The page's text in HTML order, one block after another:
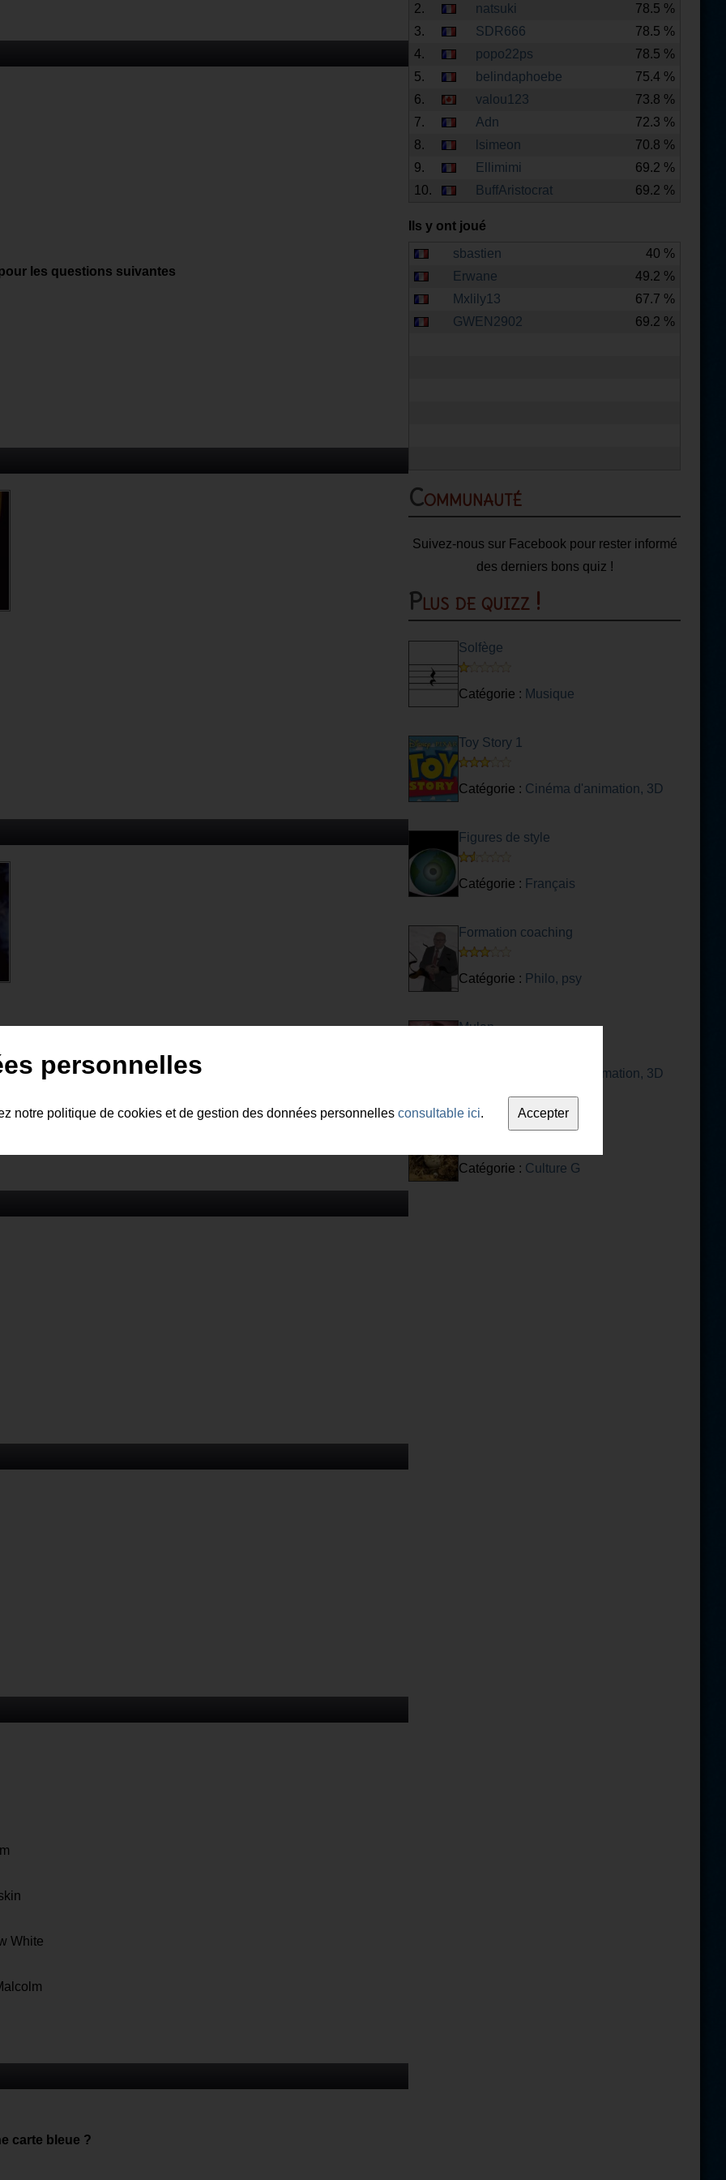
les questions suivantes
White
carte bleue ?
2. natsuki
78.5 %
3.
SDR666
78.5 %
4.
popo22ps
78.5 %
5.
belindaphoebe
75.4 %
6.
valou123
73.8 %
7.
Adn
72.3 %
8.
lsimeon
70.8 %
9.
Ellimimi
69.2 %
10.
BuffAristocrat 69.2 %
Ils y ont joué
sbastien
40 %
Erwane
49.2 %
Mxlily13
67.7 %
GWEN2902
69.2 %
Communauté
Suivez-nous sur Facebook pour rester informé
des derniers bons quiz !
Plus de quizz !
Solfège
Catégorie : Musique
Toy Story 1
Catégorie : Cinéma d'animation, 3D
Figures de style
Catégorie : Français
Formation coaching
Catégorie : Philo, psy
Mulan
Cinéma d'animation, 3D
Culture générale
Catégorie : Culture G
personnelles
notre politique de cookies et de gestion des données personnelles consultable ici.